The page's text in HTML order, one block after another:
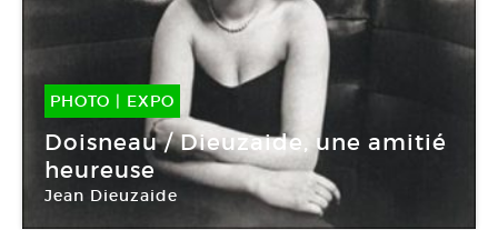
PHOTO | EXPO
11 Sep -02 Nov 2014
Doisneau / Dieuzaide, une amitié
heureuse
Jean Dieuzaide
Galerie Le Château d’eau